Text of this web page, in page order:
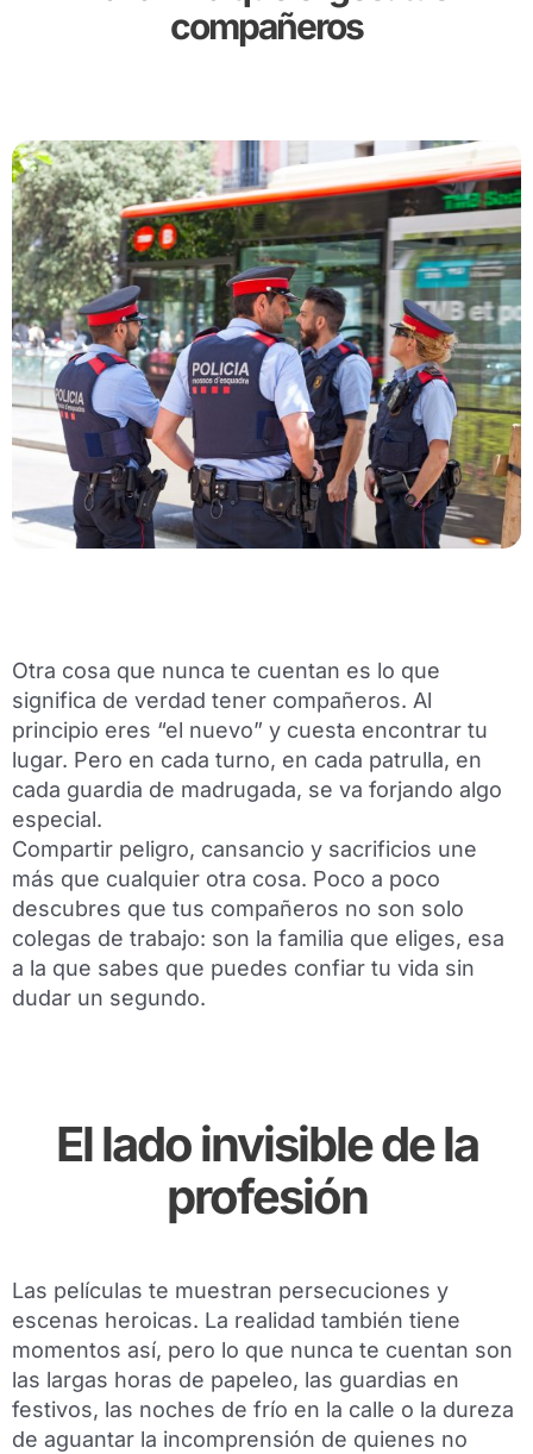
compañeros
Otra cosa que nunca te cuentan es lo que
significa de verdad tener compañeros. Al
principio eres “el nuevo” y cuesta encontrar tu
lugar. Pero en cada turno, en cada patrulla, en
cada guardia de madrugada, se va forjando algo
especial.
Compartir peligro, cansancio y sacrificios une
más que cualquier otra cosa. Poco a poco
descubres que tus compañeros no son solo
colegas de trabajo: son la familia que eliges, esa
a la que sabes que puedes confiar tu vida sin
dudar un segundo.
El lado invisible de la
profesión
Las películas te muestran persecuciones y
escenas heroicas. La realidad también tiene
momentos así, pero lo que nunca te cuentan son
las largas horas de papeleo, las guardias en
festivos, las noches de frío en la calle o la dureza
de aguantar la incomprensión de quienes no